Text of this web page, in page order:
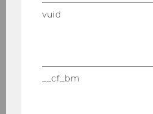
Bewerbung und Zulassung
Internationale und
Studierende
vuid
__cf_bm